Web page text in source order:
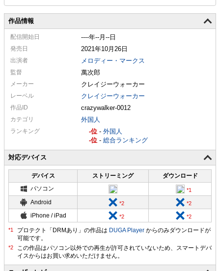
作品情報
配信開始日 ----年--月--日
発売日 2021年10月26日
出演者 メロディー・マークス
監督 萬次郎
メーカー クレイジーウォーカー
レーベル クレイジーウォーカー
作品ID crazywalker-0012
カテゴリ 外国人
ランキング - - 外国人
-
- 総合ランキング
対応デバイス
デバイス ストリーミング
ダウンロード
パソコン
Android
iPhone / iPad
プロテクト「DRMあり」の作品は DUGA Player からのみダウンロードが
可能です。